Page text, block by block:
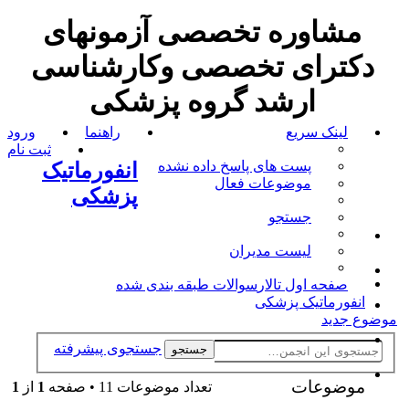
مشاوره تخصصی آزمونهای
دکترای تخصصی وکارشناسی
ارشد گروه پزشکی
لینک سریع
پست های پاسخ داده نشده
موضوعات فعال
جستجو
لیست مدیران
راهنما
ورود
ثبت نام
صفحه اول تالار سوالات طبقه بندی شده
انفورماتیک پزشکی
انفورماتیک
پزشکی
موضوع جدید
جستجو جستجوی پیشرفته
تعداد موضوعات 11 • صفحه 1 از 1 موضوعات